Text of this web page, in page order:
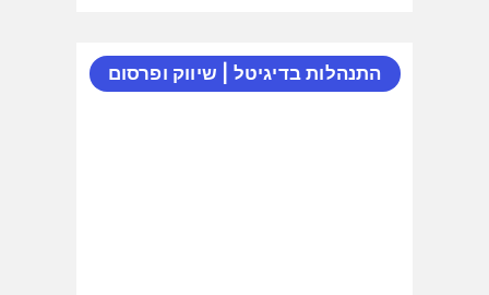
התנהלות בדיגיטל שיווק ופרסום